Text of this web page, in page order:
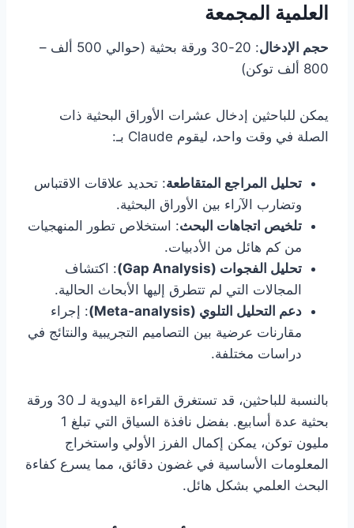
العلمية المجمعة
حجم الإدخال
: 20-30 ورقة بحثية (حوالي 500 ألف –
800 ألف توكن)
يمكن للباحثين إدخال عشرات الأوراق البحثية ذات
الصلة في وقت واحد، ليقوم Claude بـ:
تحليل المراجع المتقاطعة: تحديد علاقات الاقتباس
وتضارب الآراء بين الأوراق البحثية.
تلخيص اتجاهات البحث: استخلاص تطور المنهجيات
من كم هائل من الأدبيات.
تحليل الفجوات (Gap Analysis)
: اكتشاف
المجالات التي لم تتطرق إليها الأبحاث الحالية.
دعم التحليل التلوي (Meta-analysis)
: إجراء
مقارنات عرضية بين التصاميم التجريبية والنتائج في
دراسات مختلفة.
بالنسبة للباحثين، قد تستغرق القراءة اليدوية لـ 30 ورقة
بحثية عدة أسابيع. بفضل نافذة السياق التي تبلغ 1
مليون توكن، يمكن إكمال الفرز الأولي واستخراج
المعلومات الأساسية في غضون دقائق، مما يسرع كفاءة
البحث العلمي بشكل هائل.